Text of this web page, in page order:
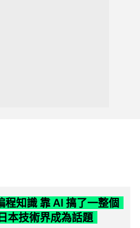
程知識 靠 AI 搞了一整個
本技術界成為話題